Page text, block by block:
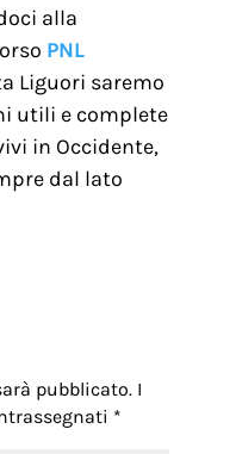
alla
PNL
Liguori saremo
utili e complete
in Occidente,
dal lato
pubblicato. I
*